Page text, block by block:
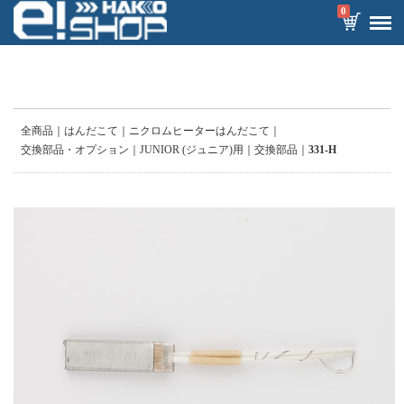
0
全商品 はんだこて
ニクロムヒーターはんだこて
交換部品・オプション
JUNIOR (ジュニア)用 交換部品 331-H